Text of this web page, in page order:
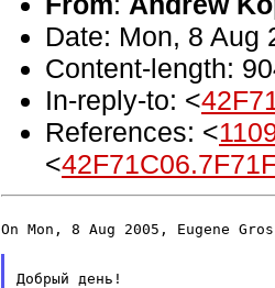
Date: Mon, 8 Aug
Content-length:
In-reply-to: <
References: <
<
On Mon, 8 Aug 2005, Eugene
Добрый день!